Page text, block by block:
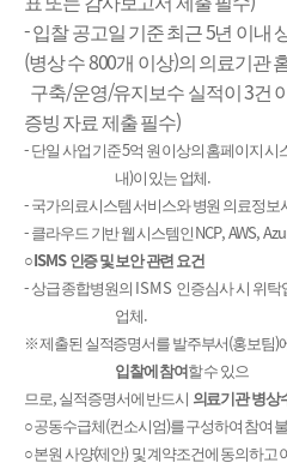
-입찰 공고일 기준 최근5년 이내
(병상 수800개 이상)의 의료기관
구축/운영/유지보수 실적이 3건
증빙 자료 제출 필수)
- 단일 사업 기준5억 원 이상의 홈페이지 시
내)이 있는 업체.
- 국가의료시스템 서비스와 병원 의료정보
- 클라우드 기반 웹 시스템인 NCP, AWS,
○ISMS 인증 및 보안 관련 요건
-상급종합병원의 ISMS 인증심사 시 위탁
업체.
※제출된 실적증명서를 발주부서(홍보팀)
입찰에 참여 할 수 있으
므로, 실적증명서에 반드시 의료기관 병상
○공동수급체(컨소시엄)를 구성하여 참여
○본원 사양(제안) 및 계약조건에 동의하고